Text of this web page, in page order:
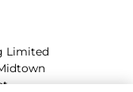
Limited